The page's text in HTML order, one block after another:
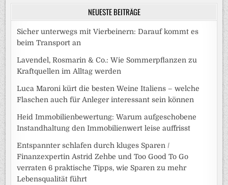
NEUESTE BEITRÄGE
Sicher unterwegs mit Vierbeinern: Darauf kommt es
beim Transport an
Lavendel, Rosmarin & Co.: Wie Sommerpflanzen zu
Kraftquellen im Alltag werden
Luca Maroni kürt die besten Weine Italiens – welche
Flaschen auch für Anleger interessant sein können
Heid Immobilienbewertung: Warum aufgeschobene
Instandhaltung den Immobilienwert leise auffrisst
Entspannter schlafen durch kluges Sparen /
Finanzexpertin Astrid Zehbe und Too Good To Go
verraten 6 praktische Tipps, wie Sparen zu mehr
Lebensqualität führt